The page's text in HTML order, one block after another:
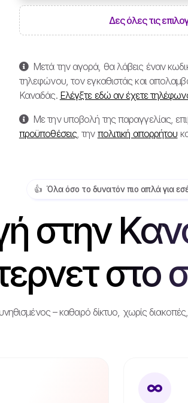
Δες όλες τις
Μετά την αγορά, θα λάβεις έναν
τηλεφώνου, τον εγκαθιστάς και
Καναδάς. Ελέγξτε εδώ αν έχετε
Με την υποβολή της παραγγελίας,
προϋποθέσεις , την πολιτική απορρήτου
👍️ Όλα όσο το δυνατόν πιο απλά για
στην
στο
– καθαρό δίκτυο, χωρίς